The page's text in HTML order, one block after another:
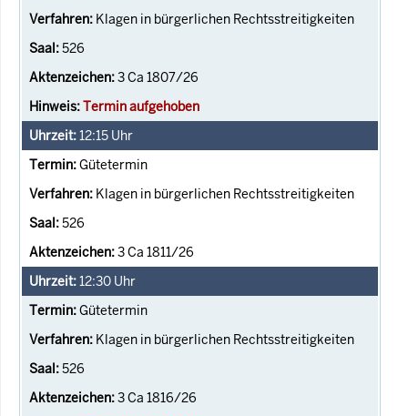
Klagen in bürgerlichen Rechtsstreitigkeiten
526
3 Ca 1807/26
Termin aufgehoben
12:15 Uhr
Gütetermin
Klagen in bürgerlichen Rechtsstreitigkeiten
526
3 Ca 1811/26
12:30 Uhr
Gütetermin
Klagen in bürgerlichen Rechtsstreitigkeiten
526
3 Ca 1816/26